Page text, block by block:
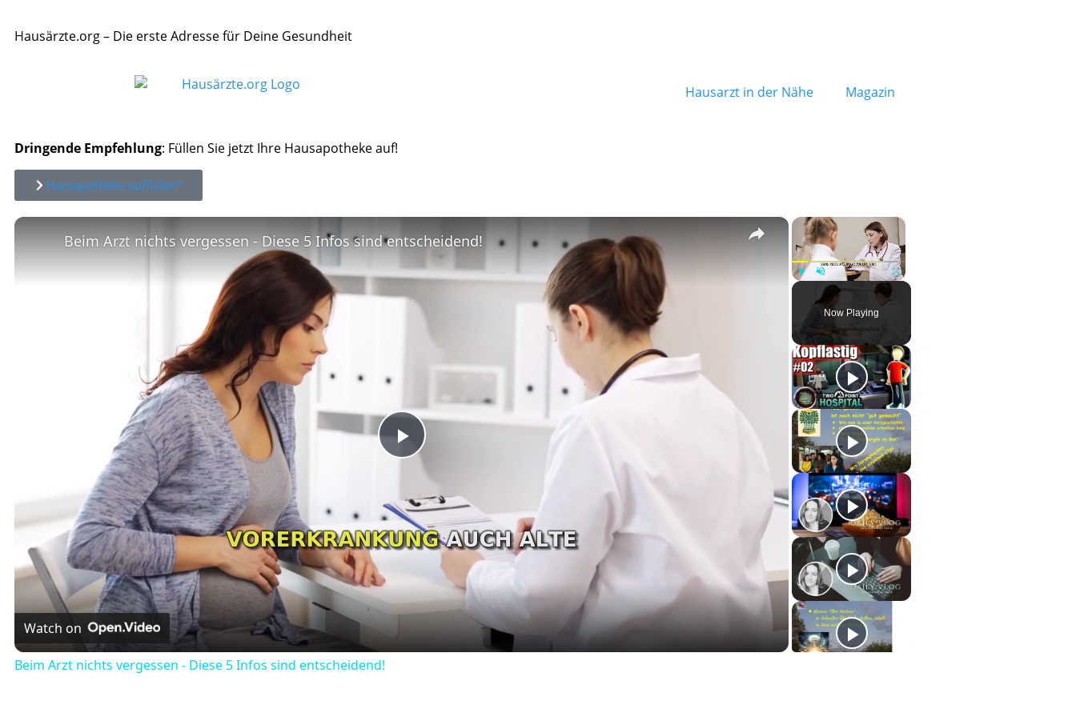
Hausärzte.org – Die erste Adresse für Deine Gesundheit
Hausarzt in der Nähe Magazin
Dringende Empfehlung: Füllen Sie jetzt Ihre Hausapotheke auf!
Hausapotheke auffüllen*
×
Unmute Fullscreen
Now Playing
×
Play
Video
Beim Arzt nichts vergessen - Diese 5 Infos sind entscheidend!
Watch on
Beim Arzt nichts vergessen - Diese 5 Infos sind entscheidend!